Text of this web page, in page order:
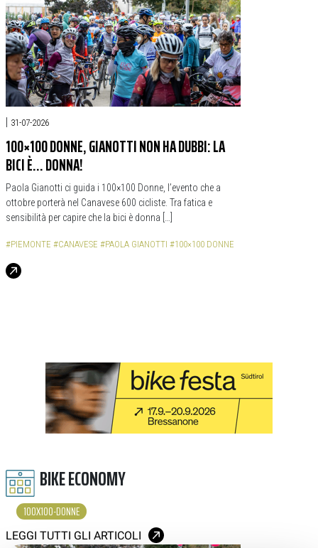
| 31-07-2026
100×100 DONNE, GIANOTTI NON HA DUBBI: LA
BICI È… DONNA!
Paola Gianotti ci guida i 100×100 Donne, l’evento che a
ottobre porterà nel Canavese 600 cicliste. Tra fatica e
sensibilità per capire che la bici è donna […]
#PIEMONTE #CANAVESE #PAOLA GIANOTTI #100×100 DONNE
BIKE ECONOMY
100X100-DONNE
LEGGI TUTTI GLI ARTICOLI